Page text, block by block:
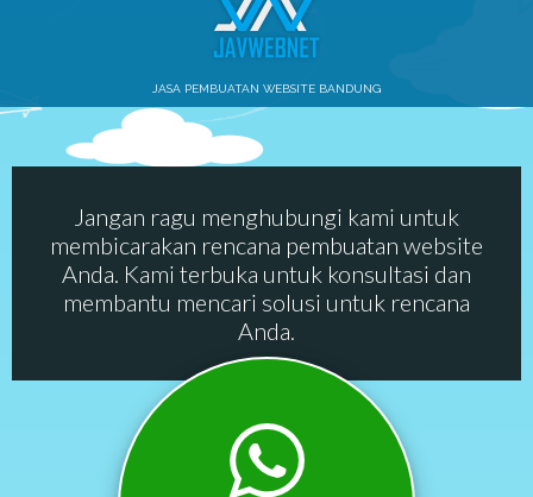
JASA PEMBUATAN WEBSITE BANDUNG
Jangan ragu menghubungi kami untuk
membicarakan rencana pembuatan website
Anda. Kami terbuka untuk konsultasi dan
membantu mencari solusi untuk rencana
Anda.